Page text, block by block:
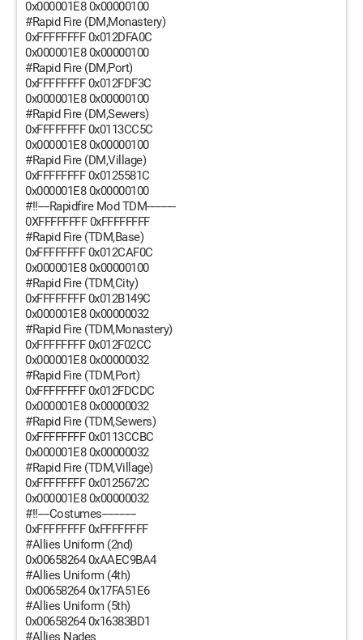
0x000001E8 0x00000100
#Rapid Fire (DM,Monastery)
0xFFFFFFFF 0x012DFA0C
0x000001E8 0x00000100
#Rapid Fire (DM,Port)
0xFFFFFFFF 0x012FDF3C
0x000001E8 0x00000100
#Rapid Fire (DM,Sewers)
0xFFFFFFFF 0x0113CC5C
0x000001E8 0x00000100
#Rapid Fire (DM,Village)
0xFFFFFFFF 0x0125581C
0x000001E8 0x00000100
#!!----Rapidfire Mod TDM----------
0XFFFFFFFF 0xFFFFFFFF
#Rapid Fire (TDM,Base)
0xFFFFFFFF 0x012CAF0C
0x000001E8 0x00000100
#Rapid Fire (TDM,City)
0xFFFFFFFF 0x012B149C
0x000001E8 0x00000032
#Rapid Fire (TDM,Monastery)
0xFFFFFFFF 0x012F02CC
0x000001E8 0x00000032
#Rapid Fire (TDM,Port)
0xFFFFFFFF 0x012FDCDC
0x000001E8 0x00000032
#Rapid Fire (TDM,Sewers)
0xFFFFFFFF 0x0113CCBC
0x000001E8 0x00000032
#Rapid Fire (TDM,Village)
0xFFFFFFFF 0x0125672C
0x000001E8 0x00000032
#!!----Costumes------------
0xFFFFFFFF 0xFFFFFFFF
#Allies Uniform (2nd)
0x00658264 0xAAEC9BA4
#Allies Uniform (4th)
0x00658264 0x17FA51E6
#Allies Uniform (5th)
0x00658264 0x16383BD1
#Allies Nades